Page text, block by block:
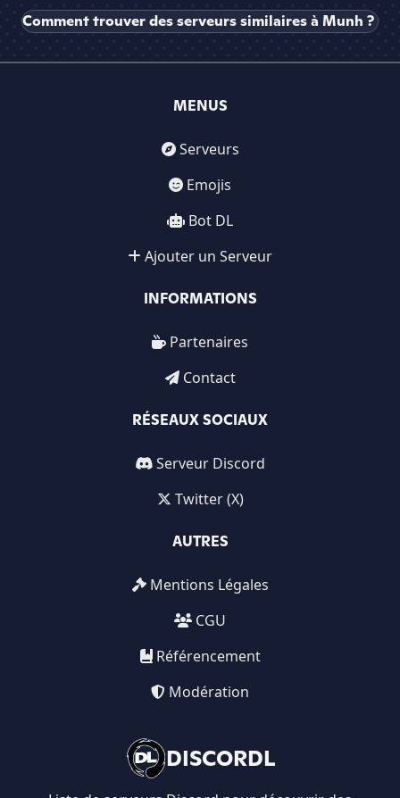
Comment trouver des serveurs similaires à Munh ?
DISCORDL
MENUS
Serveurs
Emojis
Bot DL
Ajouter un Serveur
INFORMATIONS
Partenaires
Contact
RÉSEAUX SOCIAUX
Serveur Discord
Twitter (X)
AUTRES
Mentions Légales
CGU
Référencement
Modération